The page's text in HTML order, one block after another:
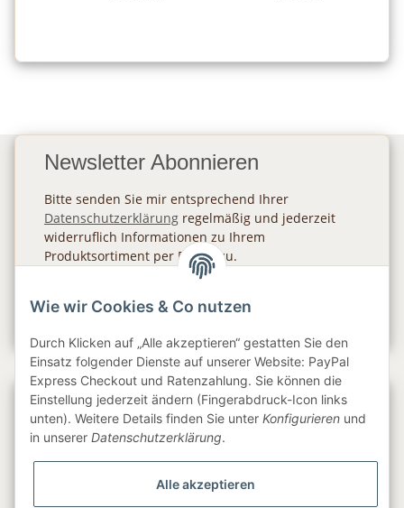
Newsletter Abonnieren
Bitte senden Sie mir entsprechend Ihrer
Datenschutzerklärung regelmäßig und jederzeit
widerruflich Informationen zu Ihrem
Produktsortiment per E-Mail zu.
Gesetzliche Informationen
Wie wir Cookies & Co nutzen
Durch Klicken auf „Alle akzeptieren“ gestatten Sie den
Einsatz folgender Dienste auf unserer Website: PayPal
Express Checkout und Ratenzahlung. Sie können die
Einstellung jederzeit ändern (Fingerabdruck-Icon links
unten). Weitere Details finden Sie unter Konfigurieren und
in unserer Datenschutzerklärung.
Alle akzeptieren